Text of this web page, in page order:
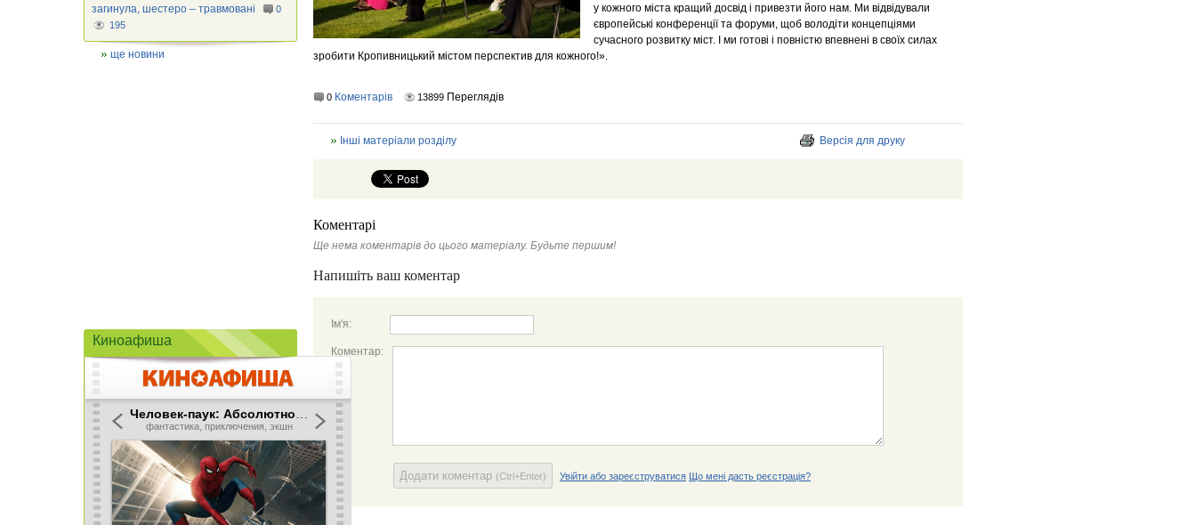
у кожного міста кращий досвід і привезти його нам. Ми відвідували
європейські конференції та форуми, щоб володіти концепціями
сучасного розвитку міст. І ми готові і повністю впевнені в своїх силах
зробити Кропивницький містом перспектив для кожного!».
0 Коментарів 13899 Переглядів
Інші матеріали розділу Версія для друку
Коментарі
Ще нема коментарів до цього матеріалу. Будьте першим!
Напишіть ваш коментар
Ім'я:
Коментар:
Додати коментар (Ctrl+Enter) Увійти або зареєструватися Що мені дасть реєстрація?
загинула, шестеро – травмовані
0
195
ще новини
Киноафиша